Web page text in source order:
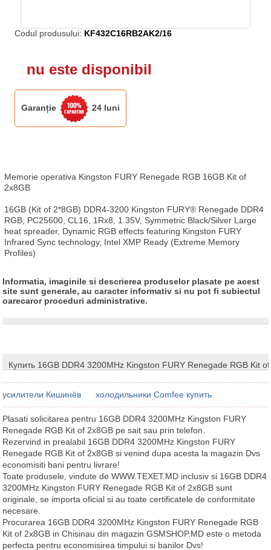
Codul produsului: KF432C16RB2AK2/16
nu este disponibil
Garanție 24 luni
Memorie operativa Kingston FURY Renegade RGB 16GB Kit of
2x8GB
16GB (Kit of 2*8GB) DDR4-3200 Kingston FURY® Renegade DDR4
RGB, PC25600, CL16, 1Rx8, 1.35V, Symmetric Black/Silver Large
heat spreader, Dynamic RGB effects featuring Kingston FURY
Infrared Sync technology, Intel XMP Ready (Extreme Memory
Profiles)
Informatia, imaginile si descrierea produselor plasate pe acest
site sunt generale, au caracter informativ si nu pot fi subiectul
oarecaror proceduri administrative.
Купить 16GB DDR4 3200MHz Kingston FURY Renegade RGB Kit
усилители Кишинёв холодильники Comfee купить
Plasati solicitarea pentru 16GB DDR4 3200MHz Kingston FURY
Renegade RGB Kit of 2x8GB pe sait sau prin telefon.
Rezervind in prealabil 16GB DDR4 3200MHz Kingston FURY
Renegade RGB Kit of 2x8GB si venind dupa acesta la magazin Dvs
economisiti bani pentru livrare!
Toate produsele, vindute de WWW.TEXET.MD inclusiv si 16GB DDR4
3200MHz Kingston FURY Renegade RGB Kit of 2x8GB sunt
originale, se importa oficial si au toate certificatele de conformitate
necesare.
Procurarea 16GB DDR4 3200MHz Kingston FURY Renegade RGB
Kit of 2x8GB in Chisinau din magazin GSMSHOP.MD este o metoda
perfecta pentru economisirea timpului si banilor Dvs!